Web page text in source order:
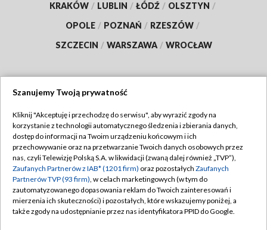
KRAKÓW / LUBLIN / ŁÓDŹ / OLSZTYN /
OPOLE / POZNAŃ / RZESZÓW /
SZCZECIN / WARSZAWA / WROCŁAW
TVP
Abonament TVP
Emisja w TVP
Centrum informacji TVP
Naziemna Telewizja Cyfrowa
Regulamin TVP
Polityka prywatności
Moje zgody
Pomoc
Szanujemy Twoją prywatność
Kliknij "Akceptuję i przechodzę do serwisu", aby wyrazić zgody na
korzystanie z technologii automatycznego śledzenia i zbierania danych,
dostęp do informacji na Twoim urządzeniu końcowym i ich
przechowywanie oraz na przetwarzanie Twoich danych osobowych przez
nas, czyli Telewizję Polską S.A. w likwidacji (zwaną dalej również „TVP”),
Zaufanych Partnerów z IAB* (1201 firm) oraz pozostałych Zaufanych
Partnerów TVP (93 firm), w celach marketingowych (w tym do
zautomatyzowanego dopasowania reklam do Twoich zainteresowań i
mierzenia ich skuteczności) i pozostałych, które wskazujemy poniżej, a
także zgody na udostępnianie przez nas identyfikatora PPID do Google.